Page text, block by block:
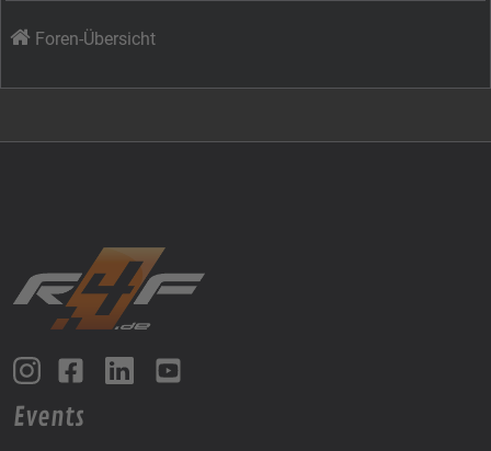
Foren-Übersicht
Events